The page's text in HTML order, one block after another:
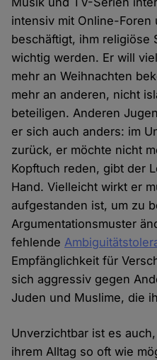
intensiv mit Online-Foren
beschäftigt, ihm religiöse
wichtig werden. Er will
mehr an Weihnachten
mehr an anderen, nicht
beteiligen. Anderen
er sich auch anders: im
zurück, er möchte nicht
Kopftuch reden, gibt der
Hand. Vielleicht wirkt er
aufgestanden ist, um zu
Argumentationsmuster
fehlende
Empfänglichkeit für
sich aggressiv gegen
Juden und Muslime, die
Unverzichtbar ist es
ihrem Alltag so oft wie